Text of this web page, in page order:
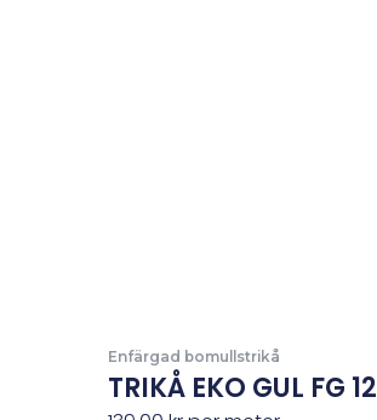
Enfärgad bomullstrikå
TRIKÅ EKO GUL FG 12